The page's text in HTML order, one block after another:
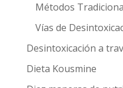
Métodos
Vías de
Desintoxicación a
Dieta Kousmine